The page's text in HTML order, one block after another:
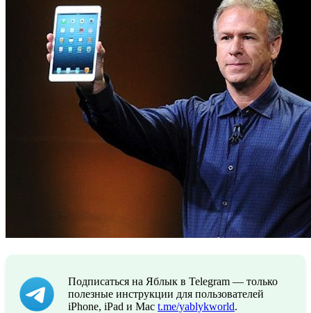
Подписаться на Яблык в Telegram — только
полезные инструкции для пользователей
iPhone, iPad и Mac t.me/yablykworld.